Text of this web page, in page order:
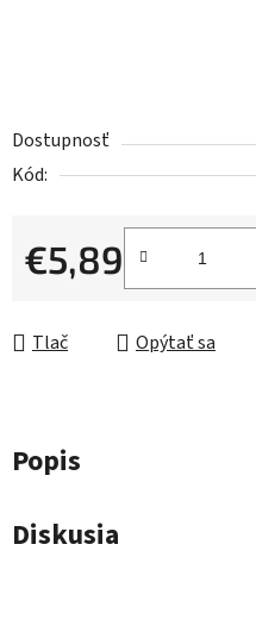
Dostupnosť
Kód:
€5,89
Jednotková cena:
Tlač Opýtať sa
Popis
Diskusia